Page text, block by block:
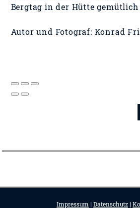
Bergtag in der Hütte
Autor und Fotograf: Konrad
Impressum | Datenschutz|